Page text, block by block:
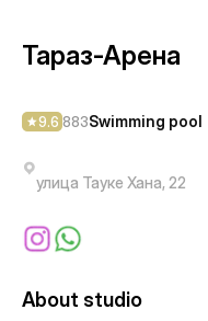
Тараз-Арена
9.6 883Swimming pool
улица Тауке Хана, 22
About studio